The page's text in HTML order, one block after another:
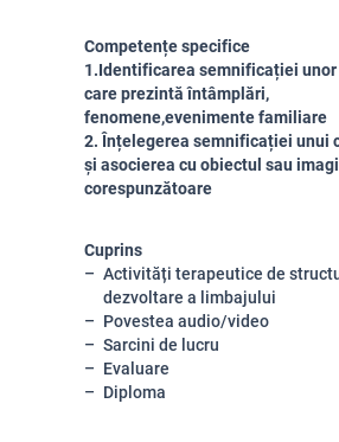
Competențe specifice
1.Identificarea semnificației
care prezintă întâmplări,
fenomene,evenimente familiare
2. Înțelegerea semnificației unui
și asocierea cu obiectul sau
corespunzătoare
Cuprins
Activități terapeutice de
dezvoltare a limbajului
Povestea audio/video
Sarcini de lucru
Evaluare
Diploma